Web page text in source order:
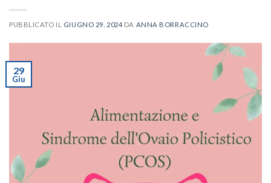
PUBBLICATO IL GIUGNO 29, 2024 DA ANNA BORRACCINO
29
Giu